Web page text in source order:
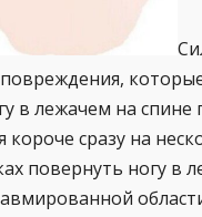
в лежачем на спине
сразу на
повернуть ногу в